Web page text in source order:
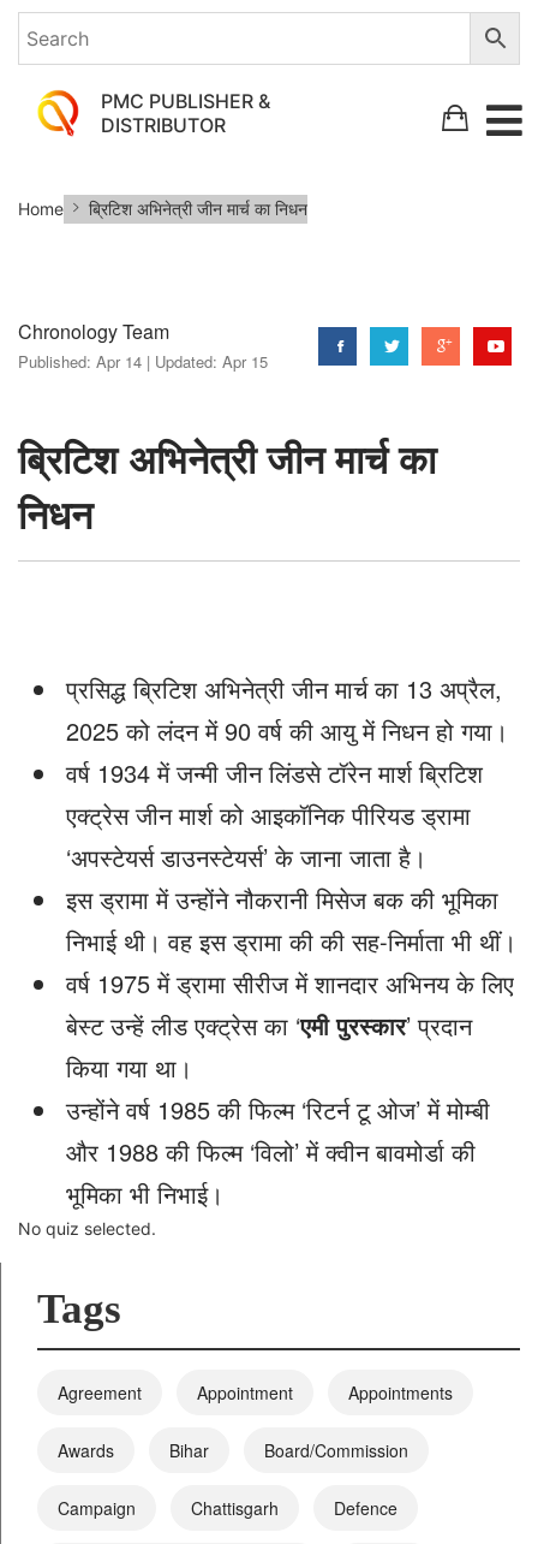
PMC PUBLISHER &
DISTRIBUTOR
ब्रिटिश
अभिनेत्री
का
निधन
Home ब्रिटिश अभिनेत्री जीन मार्च का निधन
Chronology Team
Published: Apr 14 | Updated: Apr 15
ब्रिटिश अभिनेत्री जीन मार्च का
निधन
प्रसिद्ध ब्रिटिश अभिनेत्री जीन मार्च का 13 अप्रैल,
2025 को लंदन में 90 वर्ष की आयु में निधन हो गया।
वर्ष 1934 में जन्मी जीन लिंडसे टॉरेन मार्श ब्रिटिश
एक्ट्रेस जीन मार्श को आइकॉनिक पीरियड ड्रामा
‘अपस्टेयर्स डाउनस्टेयर्स’ के जाना जाता है।
इस ड्रामा में उन्होंने नौकरानी मिसेज बक की भूमिका
निभाई थी। वह इस ड्रामा की की सह-निर्माता भी थीं।
वर्ष 1975 में ड्रामा सीरीज में शानदार अभिनय के लिए
बेस्ट उन्हें लीड एक्ट्रेस का ‘एमी पुरस्कार’ प्रदान
किया गया था।
उन्होंने वर्ष 1985 की फिल्म ‘रिटर्न टू ओज’ में मोम्बी
और 1988 की फिल्म ‘विलो’ में क्वीन बावमोर्डा की
भूमिका भी निभाई।
No quiz selected.
Tags
Agreement Appointment Appointments
Awards Bihar Board/Commission
Campaign Chattisgarh Defence